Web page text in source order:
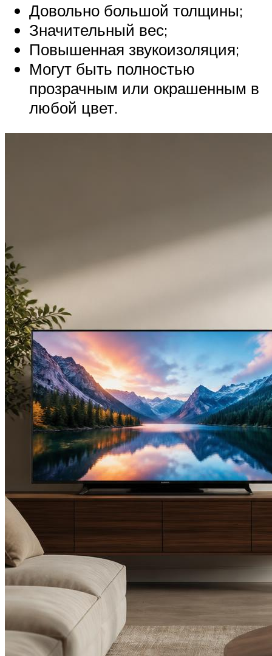
Довольно большой толщины;
Значительный вес;
Повышенная звукоизоляция;
Могут быть полностью
прозрачным или окрашенным в
любой цвет.